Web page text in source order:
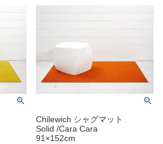
Chilewich シャグマット
Solid /Cara Cara
91×152cm